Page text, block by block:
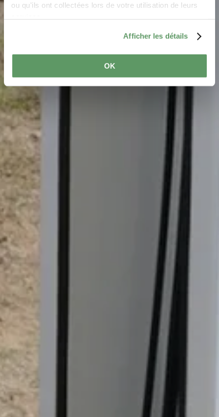
ou qu'ils ont collectées lors de votre utilisation de leurs
Afficher les détails
OK